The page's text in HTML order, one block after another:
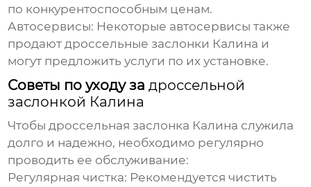
по конкурентоспособным ценам.
Автосервисы: Некоторые автосервисы также
продаютдроссельные заслонки Калина и
могут предложить услуги по их установке.
Советы по уходу задроссельной
заслонкой Калина
Чтобыдроссельная заслонка Калина служила
долго и надежно, необходимо регулярно
проводить ее обслуживание:
Регулярная чистка: Рекомендуется чистить